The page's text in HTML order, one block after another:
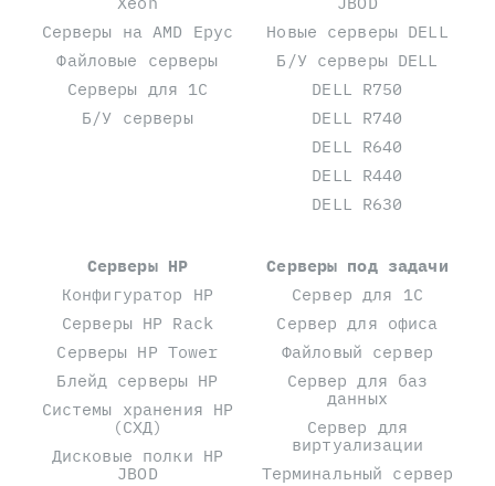
Серверы на AMD Epyc
Файловые серверы
Серверы для 1С
Б/У серверы
Новые серверы DELL
Б/У серверы DELL
DELL R750
DELL R740
DELL R640
DELL R440
DELL R630
Серверы HP
Конфигуратор HP
Серверы HP Rack
Серверы HP Tower
Блейд серверы HP
Системы хранения HP
(СХД)
Дисковые полки HP
JBOD
Серверы под задачи
Сервер для 1С
Сервер для офиса
Файловый сервер
Сервер для баз
данных
Сервер для
виртуализации
Терминальный сервер